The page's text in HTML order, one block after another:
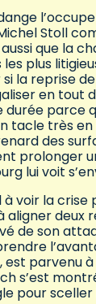
Stoll
que la
les plus
la reprise
en tout
durée parce
tacle très en
des
prolonger
lui voit
à voir la
aligner
de son
parvenu à
s’est
pour